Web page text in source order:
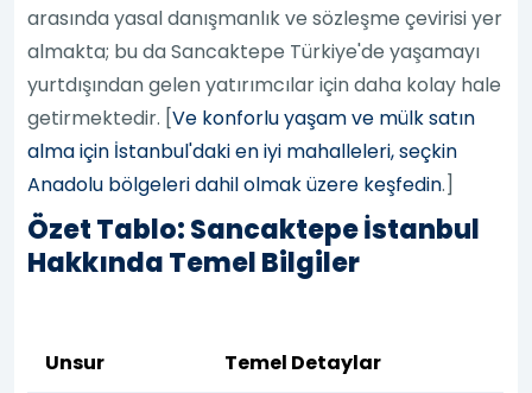
arasında yasal danışmanlık ve sözleşme çevirisi yer
almakta; bu da Sancaktepe Türkiye'de yaşamayı
yurtdışından gelen yatırımcılar için daha kolay hale
getirmektedir. [Ve konforlu yaşam ve mülk satın
alma için İstanbul'daki en iyi mahalleleri, seçkin
Anadolu bölgeleri dahil olmak üzere keşfedin.]
Özet Tablo: Sancaktepe İstanbul
Hakkında Temel Bilgiler
Unsur Temel Detaylar